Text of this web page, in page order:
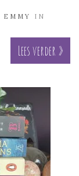
EMMY
IN
Lees verder »